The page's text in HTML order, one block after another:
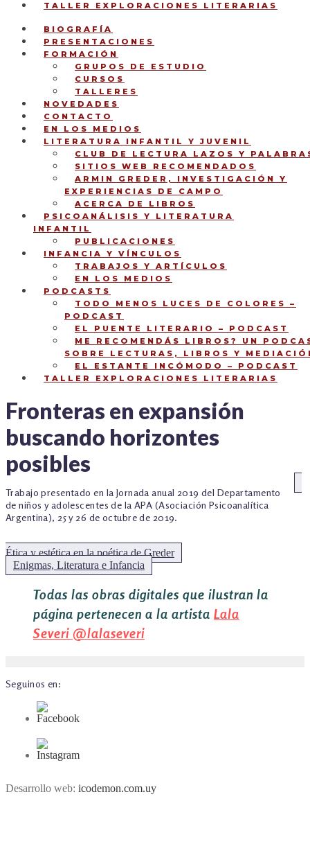
TALLER EXPLORACIONES LITERARIAS
BIOGRAFÍA
PRESENTACIONES
FORMACIÓN
GRUPOS DE ESTUDIO
CURSOS
TALLERES
NOVEDADES
CONTACTO
EN LOS MEDIOS
LITERATURA INFANTIL Y JUVENIL
CLUB DE LECTURA LAZOS Y
SITIOS WEB RECOMENDADOS
ARMIN GREDER, INVESTIGACIÓN Y
EXPERIENCIAS DE CAMPO
ACERCA DE LIBROS
PSICOANÁLISIS Y LITERATURA
INFANTIL
PUBLICACIONES
INFANCIA Y VÍNCULOS
TRABAJOS Y ARTÍCULOS
EN LOS MEDIOS
PODCASTS
TODO MENOS LUCES DE COLORES –
PODCAST
EL PUENTE LITERARIO – PODCAST
ME RECOMENDÁS LIBROS? UN
SOBRE LECTURAS, LIBROS Y
EL ESTANTE INCÓMODO – PODCAST
TALLER EXPLORACIONES LITERARIAS
Fronteras en expansión
buscando horizontes
posibles
Trabajo presentado en la Jornada anual 2019 del Departamento
de niños y adolescentes de la APA (Asociación Psicoanalítica
Argentina), 25 y 26 de octubre de 2019.
NAVEGACIÓN
DE
Ética y estética en la poética de Greder
Siguiente:
Enigmas, Literatura e Infancia
Todas las obras digitales que ilustran la
página pertenecen a la artista Lala
Severi @lalaseveri
Seguinos en:
Desarrollo web: icodemon.com.uy